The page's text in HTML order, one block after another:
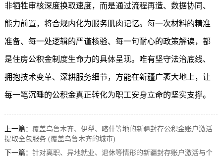
非牺牲审核深度换取速度，而是通过流程再造、数据协同、
能力前置，将合规内化为服务肌肉记忆。每一次材料的精准
准备、每一处逻辑的严谨核验、每一句耐心的政策解读，都
是住房公积金制度生命力的具体呈现。唯有坚守法治底线、
拥抱技术变革、深耕服务细节，方能在新疆广袤大地上，让
每一笔沉睡的公积金真正转化为职工安身立命的坚实支撑。
上一篇： 覆盖乌鲁木齐、伊犁、喀什等地的新疆封存公积金账户激活
提取全包服务 (覆盖乌鲁木齐的城市)
下一篇： 针对离职、异地就业、退休等情形的新疆封存账户激活与个